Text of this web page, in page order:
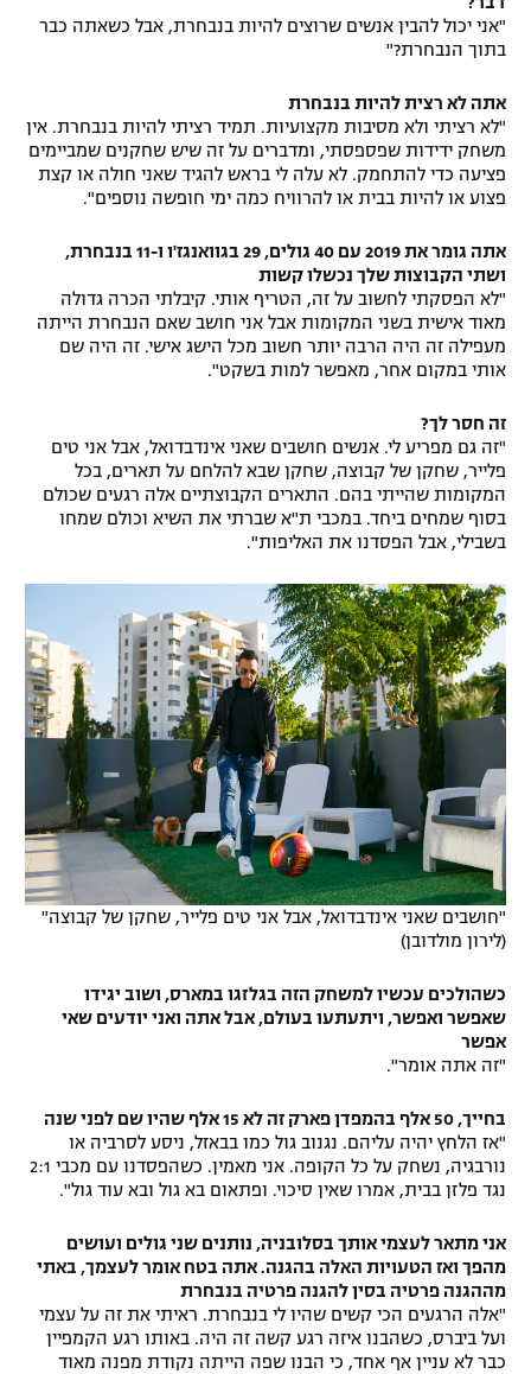
"אני יכול להבין אנשים שרוצים להיות בנבחרת, אבל כשאתה כבר
בתוך הנבחרת?"
אתה לא רצית להיות בנבחרת
"לא רציתי ולא מסיבות מקצועיות. תמיד רציתי להיות בנבחרת. אין
משחק ידידות שפספסתי, ומדברים על זה שיש שחקנים שמביימים
פציעה כדי להתחמק. לא עלה לי בראש להגיד שאני חולה או קצת
פצוע או להיות בבית או להרוויח כמה ימי חופשה נוספים".
אתה גומר את 2019 עם 40 גולים, 29 בגוואנגז'ו ו-11 בנבחרת,
ושתי הקבוצות שלך נכשלו קשות
"לא הפסקתי לחשוב על זה, הטריף אותי. קיבלתי הכרה גדולה
מאוד אישית בשני המקומות אבל אני חושב שאם הנבחרת הייתה
מעפילה זה היה הרבה יותר חשוב מכל הישג אישי. זה היה שם
אותי במקום אחר, מאפשר למות בשקט".
זה חסר לך?
"זה גם מפריע לי. אנשים חושבים שאני אינדבדואל, אבל אני טים
פלייר, שחקן של קבוצה, שחקן שבא להלחם על תארים, בכל
המקומות שהייתי בהם. התארים הקבוצתיים אלה רגעים שכולם
בסוף שמחים ביחד. במכבי ת"א שברתי את השיא וכולם שמחו
בשבילי, אבל הפסדנו את האליפות".
"חושבים שאני אינדבדואל, אבל אני טים פלייר, שחקן של קבוצה"
(לירון מולדובן)
כשהולכים עכשיו למשחק הזה בגלזגו במארס, ושוב יגידו
שאפשר ואפשר, ויתעתעו בעולם, אבל אתה ואני יודעים שאי
אפשר
"זה אתה אומר".
בחייך, 50 אלף בהמפדן פארק זה לא 15 אלף שהיו שם לפני שנה
"אז הלחץ יהיה עליהם. נגנוב גול כמו בבאזל, ניסע לסרביה או
נורבגיה, נשחק על כל הקופה. אני מאמין. כשהפסדנו עם מכבי 2:1
נגד פלזן בבית, אמרו שאין סיכוי. ופתאום בא גול ובא עוד גול".
אני מתאר לעצמי אותך בסלובניה, נותנים שני גולים ועושים
מהפך ואז הטעויות האלה בהגנה. אתה בטח אומר לעצמך, באתי
מההגנה פרטיה בסין להגנה פרטיה בנבחרת
"אלה הרגעים הכי קשים שהיו לי בנבחרת. ראיתי את זה על עצמי
ועל ביברס, כשהבנו איזה רגע קשה זה היה. באותו רגע הקמפיין
כבר לא עניין אף אחד, כי הבנו שפה הייתה נקודת מפנה מאוד